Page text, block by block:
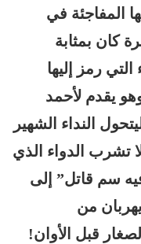
المفاجئة في
كان بمثابة
التي رمز إليها
يقدم لأحمد
النداء الشهير
تشرب الدواء الذي
سم قاتل” إلى
من
قبل الأوان!